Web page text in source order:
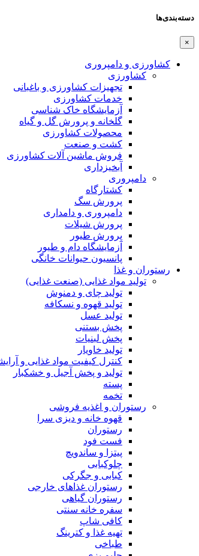
دسته‌بندی‌ها
×
کشاورزی و دامپروری
کشاورزی
تجهیزات کشاورزی و باغبانی
خدمات کشاورزی
آزمایشگاه خاک شناسی
گلخانه و پرورش گل و گیاه
محصولات کشاورزی
کشت و صنعت
فروش ماشین آلات کشاورزی
آبخیزداری
دامپروری
کشتارگاه
پرورش سگ
دامپروری و دامداری
پرورش شیلات
پرورش طیور
آزمایشگاه دام و طیور
پانسیون حیوانات خانگی
رستوران و غذا
تولید مواد غذایی (صنعت غذایی)
تولید چای و دمنوش
تولید قهوه و نسکافه
تولید عسل
پخش بستنی
پخش لبنیات
تولید خاویار
کنترل کیفیت مواد غذایی و
تولید و پخش آجیل و خشکبار
پسته
تخمه
رستوران و اغذیه فروشی
قهوه خانه و دیزی سرا
رستوران
فست فود
پیتزا و ساندویچ
چلوکبابی
کبابی و جگرکی
رستوران غذاهای خارجی
رستوران گیاهی
سفره خانه سنتی
کافی شاپ
تهیه غذا و کترینگ
طباخی